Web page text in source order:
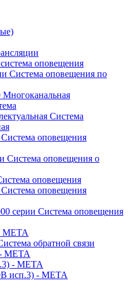
оповещения
Система оповещения по
Система
оповещения
Система оповещения о
оповещения
оповещения
серии Система оповещения
МЕТА
обратной связи
МЕТА
- МЕТА
исп.3) - МЕТА